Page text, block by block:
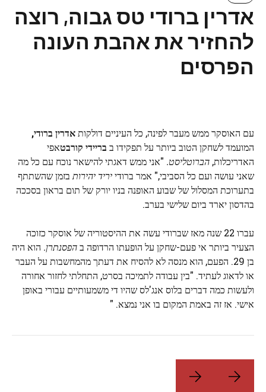
אדרין ברודי טס גבוה, רוצה
להחזיר את אהבת העונה
הפרסים
עם האוסקר ממש מעבר לפינה, כל העיניים דולקותאדרין ברודי,
המועמד לשחקן הטוב ביותר על תפקידו ב בריידי קורבטאפי
האדריכלות, הברוטליסט. "אני ממש דאגתי להישאר נוכח עם כל מה
שאני עושה ועם כל הסביבי," אמר ברודייריד יהירותבזמן שהשתתף
בתערוכת המסלול של שבוע האופנה בניו יורק של תום בראון בסככה
בהדסון יארד ביום שלישי בערב.
עברו 22 שנה מאז שברודי עשה את ההיסטוריה של אוסקר כזוכה
הצעיר ביותר אי פעם-שחקן על הופעתו הרדופה בהפסנתרן. הוא היה
בן 29. הפעם, הוא מנסה לא להסיח את דעתך מהמחשבות על העבר
או לדאוג לעתיד. "בין עבודה לתמיכה בסרט, התחלתי לחזור אחורה
ולעשות כמה דברים בלוס אנג'לס שהיו די משמעותיים עבורי באופן
אישי. אז זה באמת המקום בו אני נמצא. "